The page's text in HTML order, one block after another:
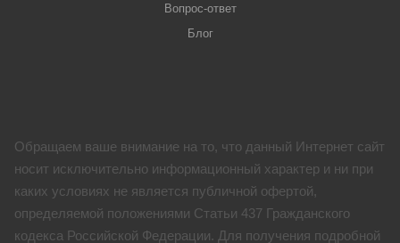
Вопрос-ответ
Блог
Обращаем ваше внимание на то, что данный Интернет сайт
носит исключительно информационный характер и ни при
каких условиях не является публичной офертой,
определяемой положениями Статьи 437 Гражданского
кодекса Российской Федерации. Для получения подробной